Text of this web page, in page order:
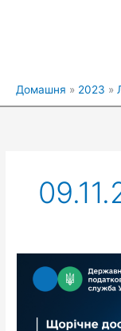
Домашня 2023
дослідження
оцінки